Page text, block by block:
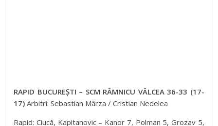
RAPID BUCUREȘTI – SCM RÂMNICU VÂLCEA 36-33 (17-
17) Arbitri: Sebastian Mârza / Cristian Nedelea
Rapid: Ciucă, Kapitanovic – Kanor 7, Polman 5, Grozav 5,